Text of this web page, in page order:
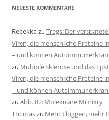
NEUESTE KOMMENTARE
Rebekkazu Tregs: Der
Viren, die menschliche Proteine
– und können
zu Multiple Sklerose und das
Viren, die menschliche Proteine
– und können
zu Abb. 82: Molekulare Mimikry
Thomaszu Mehr bloggen, mehr